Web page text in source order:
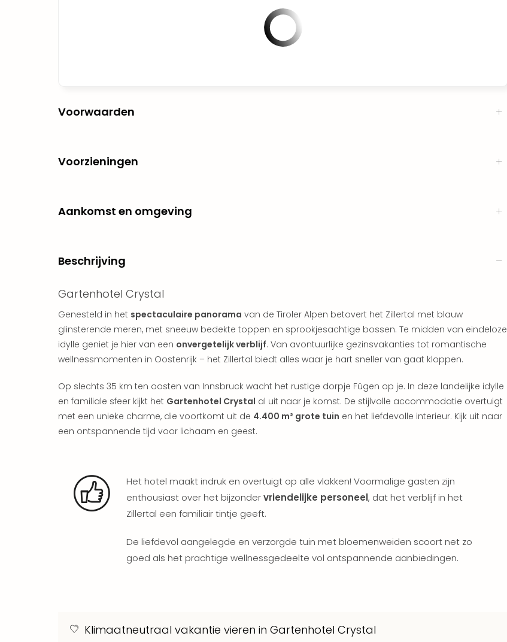
Voorwaarden
Voorzieningen
Aankomst en omgeving
Beschrijving
Gartenhotel Crystal
Genesteld in het spectaculaire panorama van de Tiroler Alpen betovert het Zillertal met blauw
glinsterende meren, met sneeuw bedekte toppen en sprookjesachtige bossen. Te midden van eindeloze
idylle geniet je hier van een onvergetelijk verblijf. Van avontuurlijke gezinsvakanties tot romantische
wellnessmomenten in Oostenrijk – het Zillertal biedt alles waar je hart sneller van gaat kloppen.
Op slechts 35 km ten oosten van Innsbruck wacht het rustige dorpje Fügen op je. In deze landelijke idylle
en familiale sfeer kijkt het Gartenhotel Crystal al uit naar je komst. De stijlvolle accommodatie overtuigt
met een unieke charme, die voortkomt uit de 4.400 m² grote tuin en het liefdevolle interieur. Kijk uit naar
een ontspannende tijd voor lichaam en geest.
Het hotel maakt indruk en overtuigt op alle vlakken! Voormalige gasten zijn
enthousiast over het bijzondervriendelijke personeel, dat het verblijf in het
Zillertal een familiair tintje geeft.
De liefdevol aangelegde en verzorgde tuin met bloemenweiden scoort net zo
goed als het prachtige wellnessgedeelte vol ontspannende aanbiedingen.
Klimaatneutraal vakantie vieren in Gartenhotel Crystal